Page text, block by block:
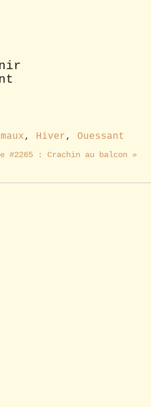
, Hiver , Ouessant
#2265 : Crachin au balcon »